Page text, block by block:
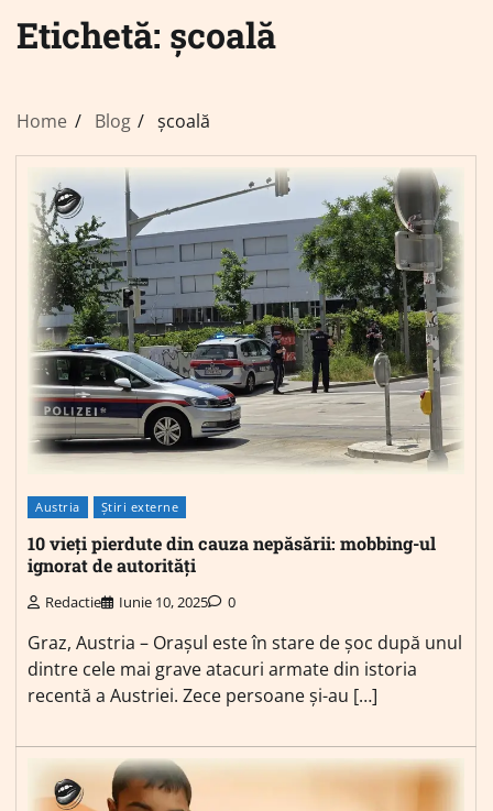
Etichetă: școală
Home Blog școală
Austria Știri externe
10 vieți pierdute din cauza nepăsării: mobbing-ul
ignorat de autorități
Redactie Iunie 10, 2025 0
Graz, Austria – Orașul este în stare de șoc după unul
dintre cele mai grave atacuri armate din istoria
recentă a Austriei. Zece persoane și-au […]